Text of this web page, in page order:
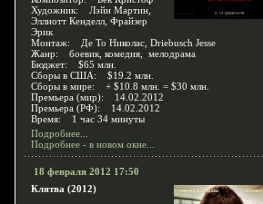
Художник: Лэйн Мартин,
Эллиотт Кенделл, Фрайзер
Эрик
Монтаж: Де То Николас, Driebusch Jesse
Жанр: боевик, комедия, мелодрама
Бюджет: $65 млн.
Сборы в США: $19.2 млн.
Сборы в мире: + $10.8 млн. = $30 млн.
Премьера (мир): 14.02.2012
Премьера (РФ): 14.02.2012
Время: 1 час 34 минуты
Подробнее...
Подробнее - в новом окне...
18 февраля 2012 17:50
Клятва (2012)